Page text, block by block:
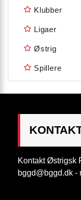
Klubber
Ligaer
Østrig
Spillere
Kontakt Østrigsk
bggd@bggd.dk -